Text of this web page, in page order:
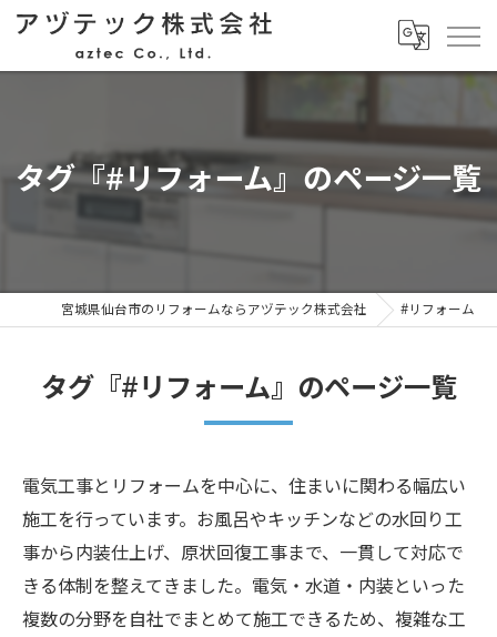
タグ『#リフォーム』のページ一覧
宮城県仙台市のリフォームならアヅテック株式会社 #リフォーム
タグ『#リフォーム』のページ一覧
電気工事とリフォームを中心に、住まいに関わる幅広い
施工を行っています。お風呂やキッチンなどの水回り工
事から内装仕上げ、原状回復工事まで、一貫して対応で
きる体制を整えてきました。電気・水道・内装といった
複数の分野を自社でまとめて施工できるため、複雑な工